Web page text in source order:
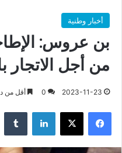
أخبار وطنية
بن عروس:
من أجل الاتجار
2023-11-23
0 أقل من
فيسبوك X لينكدإن